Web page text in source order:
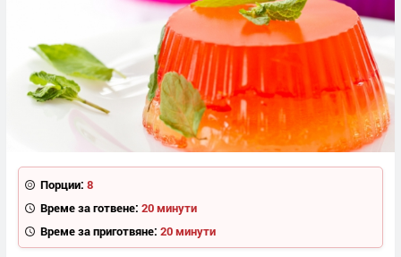
Порции: 8
Време за готвене: 20 минути
Време за приготвяне: 20 минути